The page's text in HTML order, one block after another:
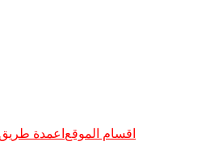
اقسام الموقع اعمدة